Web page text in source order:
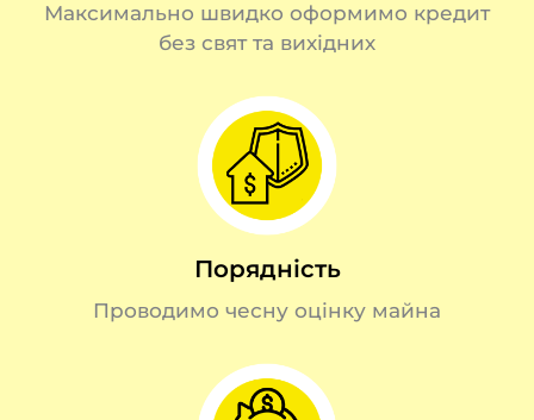
Максимально швидко оформимо кредит
без свят та вихідних
Порядність
Проводимо чесну оцінку майна